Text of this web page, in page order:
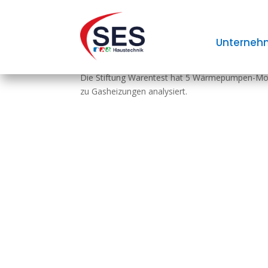
„Heizen mit
Die Stiftung Warentest hat 5 Wärmepumpen-
zu Gasheizungen analysiert.